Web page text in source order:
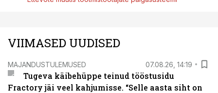
VIIMASED UUDISED
MAJANDUSTULEMUSED 07.08.26, 14:19
Tugeva käibehüppe teinud tööstusidu
Fractory jäi veel kahjumisse. “Selle aasta siht on